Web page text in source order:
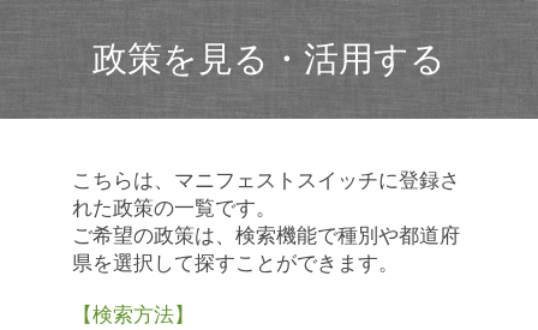
政策を見る・活用する
こちらは、マニフェストスイッチに登録さ
れた政策の一覧です。
ご希望の政策は、検索機能で種別や都道府
県を選択して探すことができます。
【検索方法】